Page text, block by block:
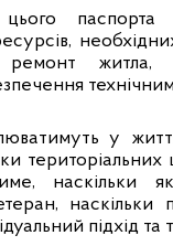
житла,
у
територіальних
наскільки
наскільки
підхід та